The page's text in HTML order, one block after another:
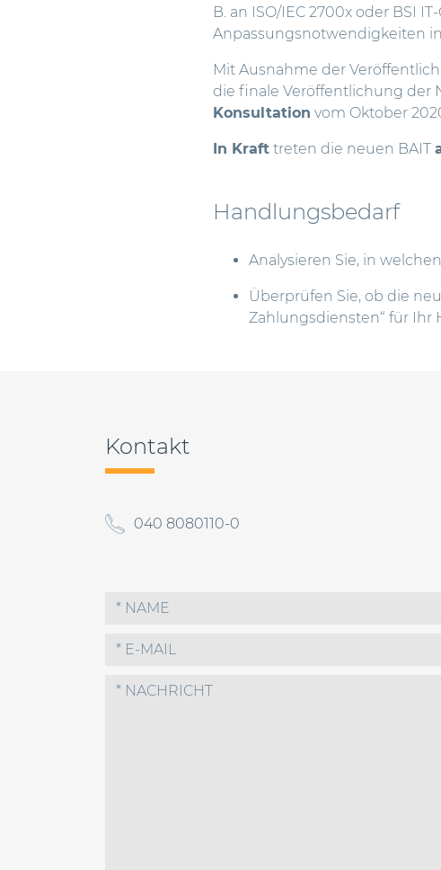
B. an ISO/IEC 2700x oder BSI
Anpassungsnotwendigkeiten
Mit Ausnahme der
die finale Veröffentlichung der
Konsultation vom Oktober
In Kraft treten die neuen BAIT
Handlungsbedarf
Analysieren Sie, in
Überprüfen Sie, ob die
Zahlungsdiensten“ für Ihr
Kontakt
040 8080110-0